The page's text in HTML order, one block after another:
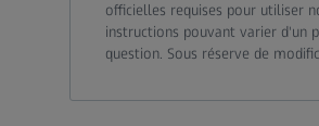
officielles requises pour utiliser
instructions pouvant varier d'un
question. Sous réserve de